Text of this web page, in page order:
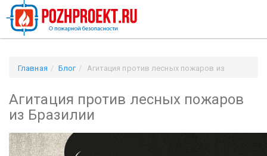
Главная Блог
Агитация против лесных пожаров из
Агитация против лесных пожаров
из Бразилии